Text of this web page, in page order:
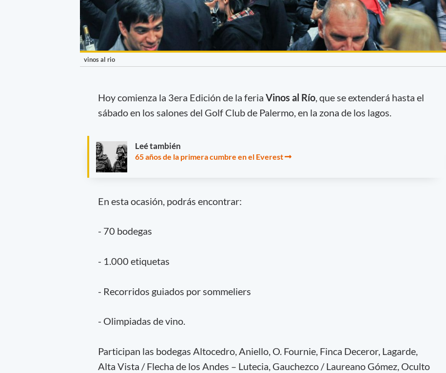
vinos al rio
Hoy comienza la 3era Edición de la feria Vinos al Río, que se extenderá hasta el
sábado en los salones del Golf Club de Palermo, en la zona de los lagos.
Leé también
65 años de la primera cumbre en el Everest
En esta ocasión, podrás encontrar:
- 70 bodegas
- 1.000 etiquetas
- Recorridos guiados por sommeliers
- Olimpiadas de vino.
Participan las bodegas Altocedro, Aniello, O. Fournie, Finca Deceror, Lagarde,
Alta Vista / Flecha de los Andes – Lutecia, Gauchezco / Laureano Gómez, Oculto